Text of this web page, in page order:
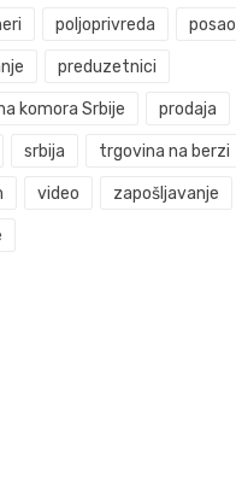
poljoprivreda posao
preduzetnici
komora Srbije prodaja
srbija trgovina na berzi
video zapošljavanje